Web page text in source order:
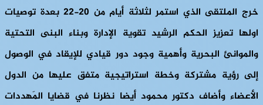
خرج الملتقى الذي استمر لثلاثة أيام من 20-22 بعدة توصيات
اولها تعزيز الحكم الرشيد تقوية الإدارة وبناء البنى التحتية
والموانئ البحرية وأهمية وجود دور قيادي للإيقاد في الوصول
إلى رؤية مشتركة وخطة استراتيجية متفق عليها من الدول
الأعضاء وأضاف دكتور محمود أيضا نظرنا في قضايا الَمهددات